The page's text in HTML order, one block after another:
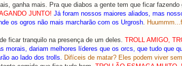
ganha mais. Pra que diabos a gente tem que ficar fazendo
JUNTO! Já foram nossos maiores aliados, mas
os ogros não mais marcharão com os Urgrosh
ficar tranquilo na presença de um deles. TROLL AMIGO,
dariam melhores líderes que os orcs, que tudo que
ao lado dos trolls. Difíceis de matar? Eles podem viver